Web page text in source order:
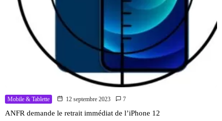
Mobile & Tablette 12 septembre 2023 7
ANFR demande le retrait immédiat de l’iPhone 12